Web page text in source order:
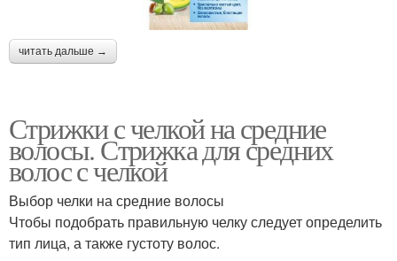
читать дальше →
Стрижки с челкой на средние
волосы. Стрижка для средних
волос с челкой
Выбор челки на средние волосы
Чтобы подобрать правильную челку следует определить
тип лица, а также густоту волос.